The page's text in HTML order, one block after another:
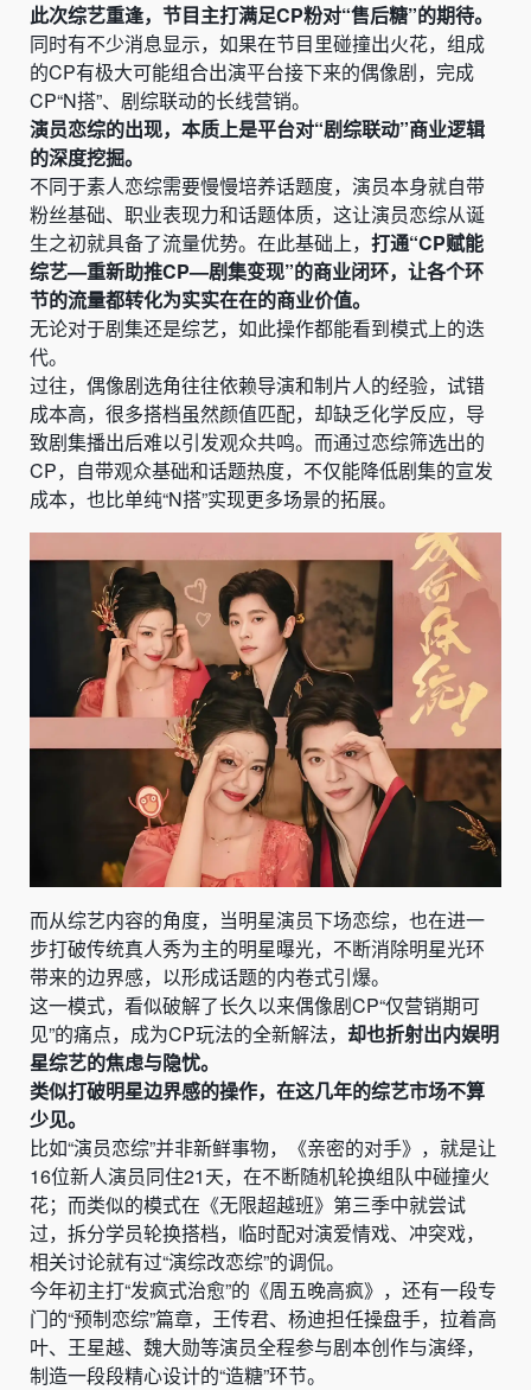
此次综艺重逢，节目主打满足CP粉对“售后糖”的期待。
同时有不少消息显示，如果在节目里碰撞出火花，组成
的CP有极大可能组合出演平台接下来的偶像剧，完成
CP“N搭”、剧综联动的长线营销。
演员恋综的出现，本质上是平台对“剧综联动”商业逻辑
的深度挖掘。
不同于素人恋综需要慢慢培养话题度，演员本身就自带
粉丝基础、职业表现力和话题体质，这让演员恋综从诞
生之初就具备了流量优势。在此基础上， 打通“CP赋能
综艺—重新助推CP—剧集变现”的商业闭环，让各个环
节的流量都转化为实实在在的商业价值。
无论对于剧集还是综艺，如此操作都能看到模式上的迭
代。
过往，偶像剧选角往往依赖导演和制片人的经验，试错
成本高，很多搭档虽然颜值匹配，却缺乏化学反应，导
致剧集播出后难以引发观众共鸣。而通过恋综筛选出的
CP，自带观众基础和话题热度，不仅能降低剧集的宣发
成本，也比单纯“N搭”实现更多场景的拓展。
而从综艺内容的角度，当明星演员下场恋综，也在进一
步打破传统真人秀为主的明星曝光，不断消除明星光环
带来的边界感，以形成话题的内卷式引爆。
这一模式，看似破解了长久以来偶像剧CP“仅营销期可
见”的痛点，成为CP玩法的全新解法， 却也折射出内娱明
星综艺的焦虑与隐忧。
类似打破明星边界感的操作，在这几年的综艺市场不算
少见。
比如“演员恋综”并非新鲜事物，《亲密的对手》，就是让
16位新人演员同住21天，在不断随机轮换组队中碰撞火
花；而类似的模式在《无限超越班》第三季中就尝试
过，拆分学员轮换搭档，临时配对演爱情戏、冲突戏，
相关讨论就有过“演综改恋综”的调侃。
今年初主打“发疯式治愈”的《周五晚高疯》，还有一段专
门的“预制恋综”篇章，王传君、杨迪担任操盘手，拉着高
叶、王星越、魏大勋等演员全程参与剧本创作与演绎，
制造一段段精心设计的“造糖”环节。